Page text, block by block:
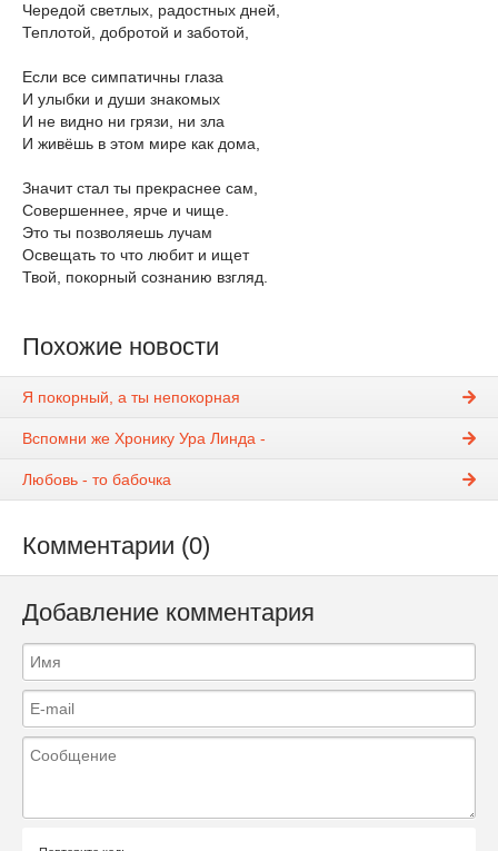
Чередой светлых, радостных дней,
Теплотой, добротой и заботой,
Если все симпатичны глаза
И улыбки и души знакомых
И не видно ни грязи, ни зла
И живёшь в этом мире как дома,
Значит стал ты прекраснее сам,
Совершеннее, ярче и чище.
Это ты позволяешь лучам
Освещать то что любит и ищет
Твой, покорный сознанию взгляд.
Похожие новости
Я покорный, а ты непокорная
Вспомни же Хронику Ура Линда -
Любовь - то бабочка
Комментарии (0)
Добавление комментария